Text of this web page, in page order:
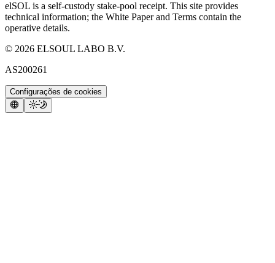
elSOL is a self-custody stake-pool receipt. This site provides
technical information; the White Paper and Terms contain the
operative details.
© 2026 ELSOUL LABO B.V.
AS200261
Configurações de cookies